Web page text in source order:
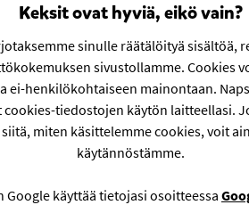
Keksit ovat hyviä, eikö vain?
sinulle räätälöityä sisältöä,
sivustollamme. Cookies
ei-henkilökohtaiseen mainontaan.
cookies-tiedostojen käytön laitteellasi.
miten käsittelemme cookies, voit
käytännöstämme.
Google käyttää tietojasi osoitteessa